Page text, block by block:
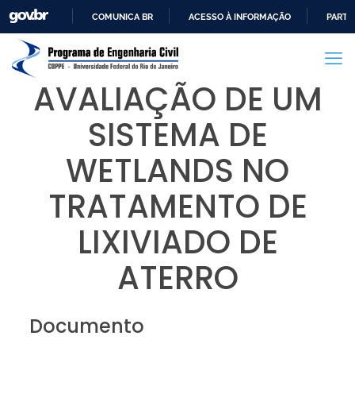
PARA
CONTEÚDO
COMUNICA BR ACESSO À INFORMAÇÃO
AVALIAÇÃO DE UM
SISTEMA DE
WETLANDS NO
TRATAMENTO DE
LIXIVIADO DE
ATERRO
Documento